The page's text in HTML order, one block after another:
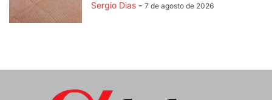
Sergio Dias - 7 de agosto de 2026